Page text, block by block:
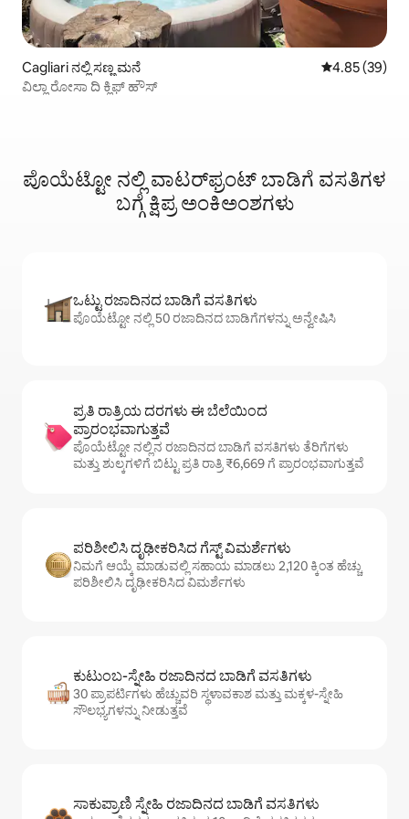
Cagliari ನಲ್ಲಿ ಸಣ್ಣ ಮನೆ 5 ರಲ್ಲಿ 4.85
4.85 (39)
ವಿಲ್ಲಾ ರೋಸಾ ದಿ ಕ್ಲಿಫ್ ಹೌಸ್
ಪೊಯೆಟ್ಟೋ ನಲ್ಲಿ ವಾಟರ್‌ಫ್ರಂಟ್‌ ಬಾಡಿಗೆ ವಸತಿಗಳ
ಬಗ್ಗೆ ಕ್ಷಿಪ್ರ ಅಂಕಿಅಂಶಗಳು
ಒಟ್ಟು ರಜಾದಿನದ ಬಾಡಿಗೆ ವಸತಿಗಳು
ಪೊಯೆಟ್ಟೋ ನಲ್ಲಿ 50 ರಜಾದಿನದ ಬಾಡಿಗೆಗಳನ್ನು ಅನ್ವೇಷಿಸಿ
ಪ್ರತಿ ರಾತ್ರಿಯ ದರಗಳು ಈ ಬೆಲೆಯಿಂದ
ಪ್ರಾರಂಭವಾಗುತ್ತವೆ
ಪೊಯೆಟ್ಟೋ ನಲ್ಲಿನ ರಜಾದಿನದ ಬಾಡಿಗೆ ವಸತಿಗಳು ತೆರಿಗೆಗಳು
ಮತ್ತು ಶುಲ್ಕಗಳಿಗೆ ಬಿಟ್ಟು ಪ್ರತಿ ರಾತ್ರಿ ₹6,669 ಗೆ ಪ್ರಾರಂಭವಾಗುತ್ತವೆ
ಪರಿಶೀಲಿಸಿ ದೃಢೀಕರಿಸಿದ ಗೆಸ್ಟ್ ವಿಮರ್ಶೆಗಳು
ನಿಮಗೆ ಆಯ್ಕೆ ಮಾಡುವಲ್ಲಿ ಸಹಾಯ ಮಾಡಲು 2,120 ಕ್ಕಿಂತ ಹೆಚ್ಚು
ಪರಿಶೀಲಿಸಿ ದೃಢೀಕರಿಸಿದ ವಿಮರ್ಶೆಗಳು
ಕುಟುಂಬ-ಸ್ನೇಹಿ ರಜಾದಿನದ ಬಾಡಿಗೆ ವಸತಿಗಳು
30 ಪ್ರಾಪರ್ಟಿಗಳು ಹೆಚ್ಚುವರಿ ಸ್ಥಳಾವಕಾಶ ಮತ್ತು ಮಕ್ಕಳ-ಸ್ನೇಹಿ
ಸೌಲಭ್ಯಗಳನ್ನು ನೀಡುತ್ತವೆ
ಸಾಕುಪ್ರಾಣಿ ಸ್ನೇಹಿ ರಜಾದಿನದ ಬಾಡಿಗೆ ವಸತಿಗಳು